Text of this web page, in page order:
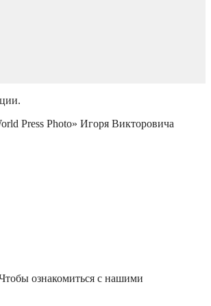
Press Photo» Игоря Викторовича
ознакомиться с нашими